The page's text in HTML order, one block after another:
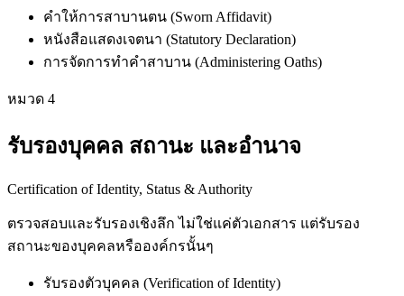
คำให้การสาบานตน (Sworn Affidavit)
หนังสือแสดงเจตนา (Statutory Declaration)
การจัดการทำคำสาบาน (Administering Oaths)
หมวด 4
รับรองบุคคล สถานะ และอำนาจ
Certification of Identity, Status & Authority
ตรวจสอบและรับรองเชิงลึก ไม่ใช่แค่ตัวเอกสาร แต่รับรอง
สถานะของบุคคลหรือองค์กรนั้นๆ
รับรองตัวบุคคล (Verification of Identity)